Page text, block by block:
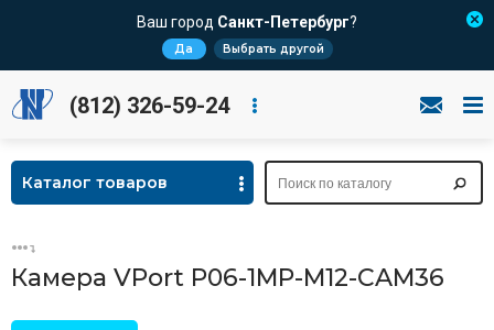
Ваш город Санкт-Петербург?
Да Выбрать другой
(812) 326-59-24
Каталог товаров
Камера VPort P06-1MP-M12-CAM36